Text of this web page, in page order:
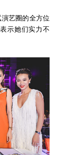
艺圈的全方位
示她们实力不